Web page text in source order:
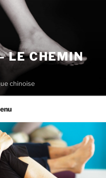
LE CHEMIN
chinoise